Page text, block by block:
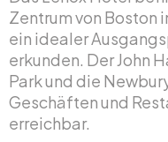
Zentrum von Boston
ein idealer
erkunden. Der John
Park und die
Geschäften und
erreichbar.